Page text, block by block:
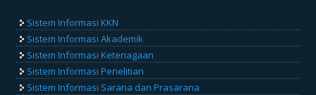
Sistem Informasi KKN
Sistem Informasi Akademik
Sistem Informasi Ketenagaan
Sistem Informasi Penelitian
Sistem Informasi Sarana dan Prasarana